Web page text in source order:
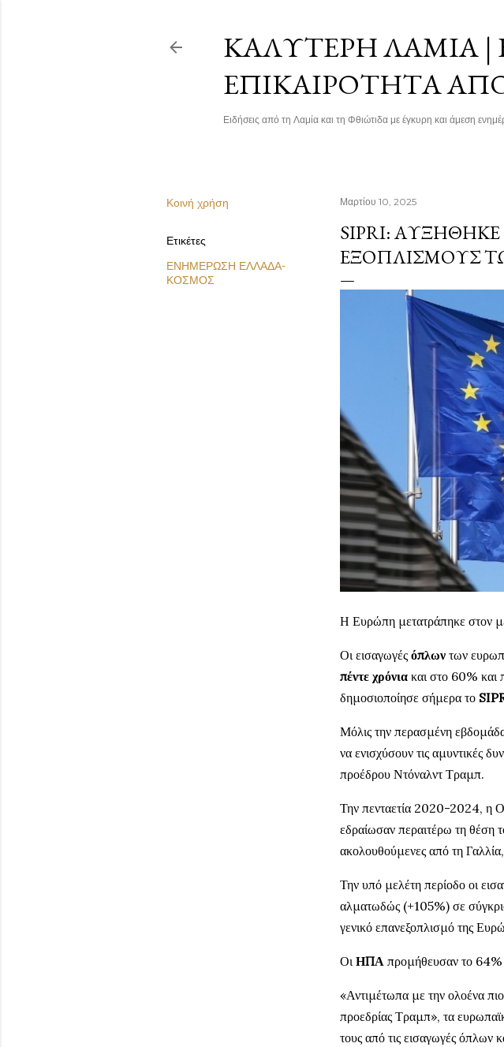
ΚΑΛΎΤΕΡΗ ΛΑΜΊΑ |
ΕΠΙΚΑΙΡΌΤΗΤΑ
Ειδήσεις από τη Λαμία και τη Φθιώτιδα με έγκυρη και άμεση
Κοινή χρήση
Ετικέτες
ΕΝΗΜΕΡΩΣΗ ΕΛΛΑΔΑ-
ΚΟΣΜΟΣ
Μαρτίου 10, 2025
SIPRI:
ΕΞΟΠΛΙΣΜΟΎΣ
Η Ευρώπη μετατράπηκε στον
Οι εισαγωγές όπλων των
πέντε χρόνια και στο 60% και
δημοσιοποίησε σήμερα το
Μόλις την περασμένη
να ενισχύσουν τις αμυντικές
προέδρου Ντόναλντ Τραμπ.
Την πενταετία 2020-2024, η
εδραίωσαν περαιτέρω τη θέση
ακολουθούμενες από τη
Την υπό μελέτη περίοδο οι
αλματωδώς (+105%) σε
γενικό επανεξοπλισμό της
ΟιΗΠΑ προμήθευσαν το
«Αντιμέτωπα με την ολοένα πιο
προεδρίας Τραμπ», τα
τους από τις εισαγωγές όπλων